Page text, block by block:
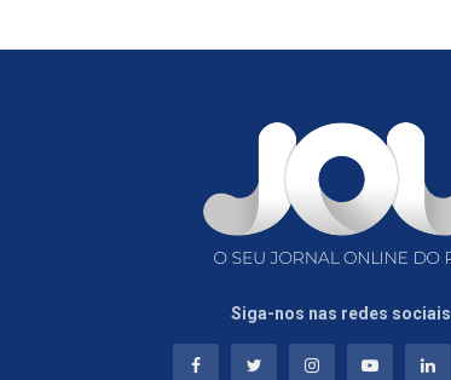
Siga-nos nas redes sociais